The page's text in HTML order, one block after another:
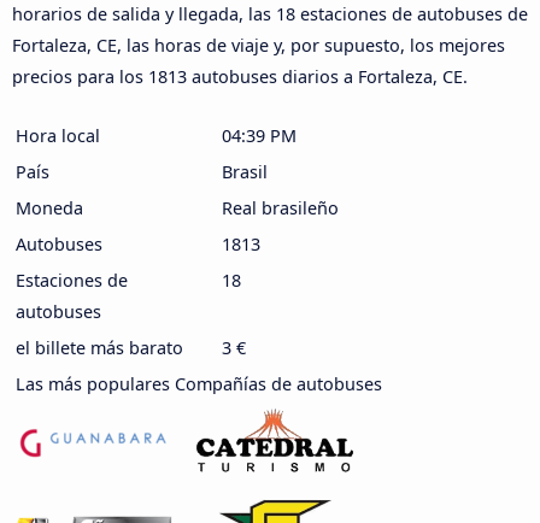
horarios de salida y llegada, las 18 estaciones de autobuses de
Fortaleza, CE, las horas de viaje y, por supuesto, los mejores
precios para los 1813 autobuses diarios a Fortaleza, CE.
Hora local
04:39 PM
País
Brasil
Moneda
Real brasileño
Autobuses
1813
Estaciones de
autobuses
18
el billete más barato
3 €
Las más populares Compañías de autobuses